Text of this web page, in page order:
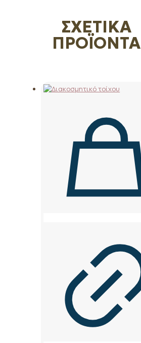
ΣΧΕΤΙΚΆ
ΠΡΟΪΌΝΤΑ